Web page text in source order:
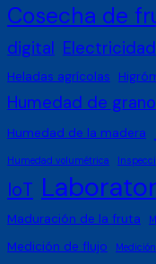
Cosecha de
digital Electricidad
Heladas agrícolas
Humedad de
Humedad de la madera
Humedad volumétrica
IoT
Maduración de la fruta
Medición de flujo